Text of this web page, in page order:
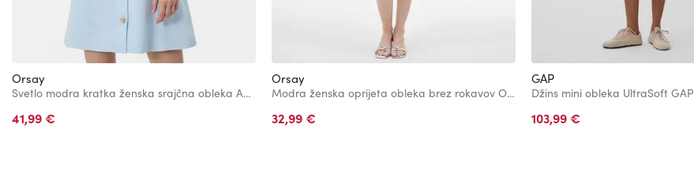
Orsay
Svetlo modra kratka ženska srajčna obleka A-kroja z naramnicami O
41,99 €
Orsay
Modra ženska oprijeta obleka brez rokavov ORSAY
32,99 €
GAP
Džins mini obleka UltraSoft GAP
103,99 €